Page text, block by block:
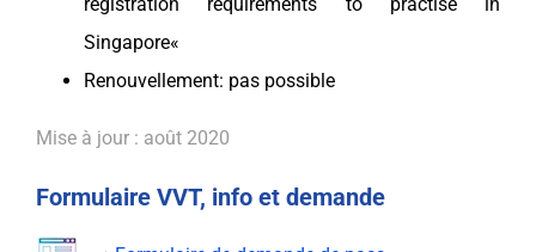
Singapore«
Renouvellement: pas possible
Mise à jour : août 2020
Formulaire VVT, info et demande